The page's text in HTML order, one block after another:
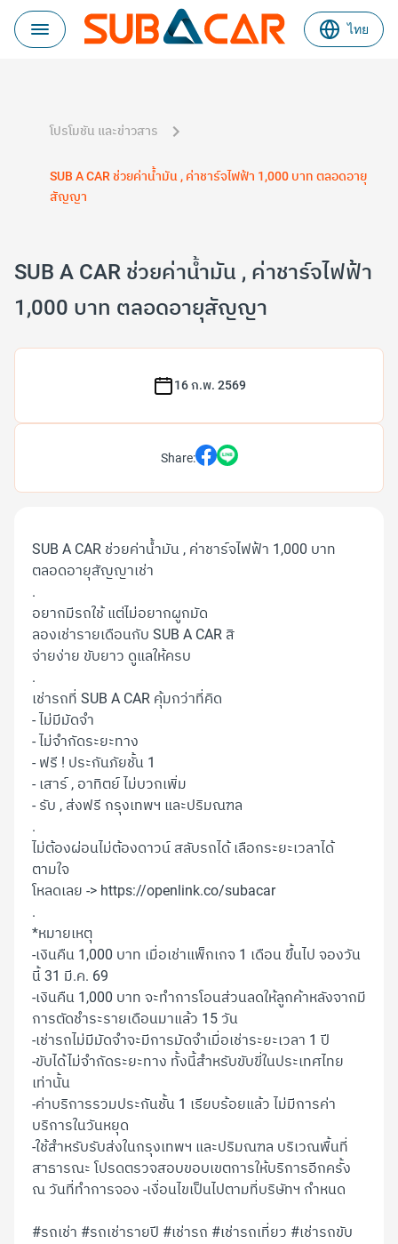
ไทย
โปรโมชัน และข่าวสาร
SUB A CAR ช่วยค่าน้ำมัน , ค่าชาร์จไฟฟ้า 1,000 บาท ตลอดอายุ
สัญญา
SUB A CAR ช่วยค่าน้ำมัน , ค่าชาร์จไฟฟ้า
1,000 บาท ตลอดอายุสัญญา
16 ก.พ. 2569
Share:
SUB A CAR ช่วยค่าน้ำมัน , ค่าชาร์จไฟฟ้า 1,000 บาท
ตลอดอายุสัญญาเช่า
.
อยากมีรถใช้ แต่ไม่อยากผูกมัด
ลองเช่ารายเดือนกับ SUB A CAR สิ
จ่ายง่าย ขับยาว ดูแลให้ครบ
.
เช่ารถที่ SUB A CAR คุ้มกว่าที่คิด
- ไม่มีมัดจำ
- ไม่จำกัดระยะทาง
- ฟรี ! ประกันภัยชั้น 1
- เสาร์ , อาทิตย์ ไม่บวกเพิ่ม
- รับ , ส่งฟรี กรุงเทพฯ และปริมณฑล
.
ไม่ต้องผ่อนไม่ต้องดาวน์ สลับรถได้ เลือกระยะเวลาได้
ตามใจ
โหลดเลย -> https://openlink.co/subacar
.
*หมายเหตุ
-เงินคืน 1,000 บาท เมื่อเช่าแพ็กเกจ 1 เดือน ขึ้นไป จองวัน
นี้ 31 มี.ค. 69
-เงินคืน 1,000 บาท จะทำการโอนส่วนลดให้ลูกค้าหลังจากมี
การตัดชำระรายเดือนมาแล้ว 15 วัน
-เช่ารถไม่มีมัดจำจะมีการมัดจำเมื่อเช่าระยะเวลา 1 ปี
-ขับได้ไม่จำกัดระยะทาง ทั้งนี้สำหรับขับขี่ในประเทศไทย
เท่านั้น
-ค่าบริการรวมประกันชั้น 1 เรียบร้อยแล้ว ไม่มีการค่า
บริการในวันหยุด
-ใช้สำหรับรับส่งในกรุงเทพฯ และปริมณฑล บริเวณพื้นที่
สาธารณะ โปรดตรวจสอบขอบเขตการให้บริการอีกครั้ง
ณ วันที่ทำการจอง -เงื่อนไขเป็นไปตามที่บริษัทฯ กำหนด
#รถเช่า #รถเช่ารายปี #เช่ารถ #เช่ารถเที่ยว #เช่ารถขับ